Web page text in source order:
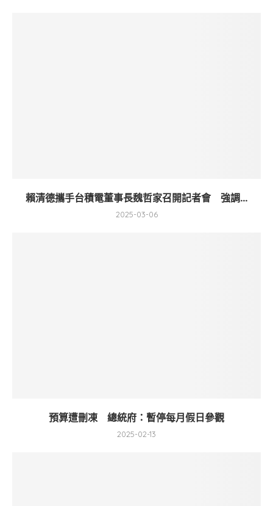
賴清德攜手台積電董事長魏哲家召開記者會 強調...
2025-03-06
預算遭刪凍 總統府：暫停每月假日參觀
2025-02-13